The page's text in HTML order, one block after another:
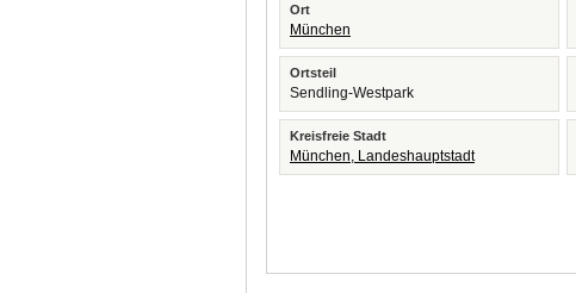
Ort
München
Ortsteil
Sendling-Westpark
Kreisfreie Stadt
München, Landeshauptstadt